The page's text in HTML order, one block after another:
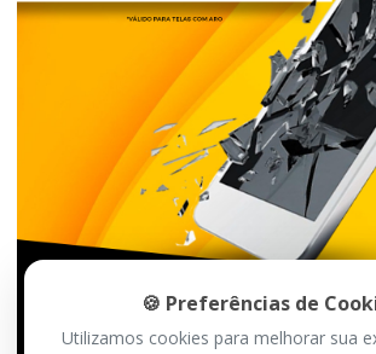
🍪 Preferências de
Utilizamos cookies para melhorar sua